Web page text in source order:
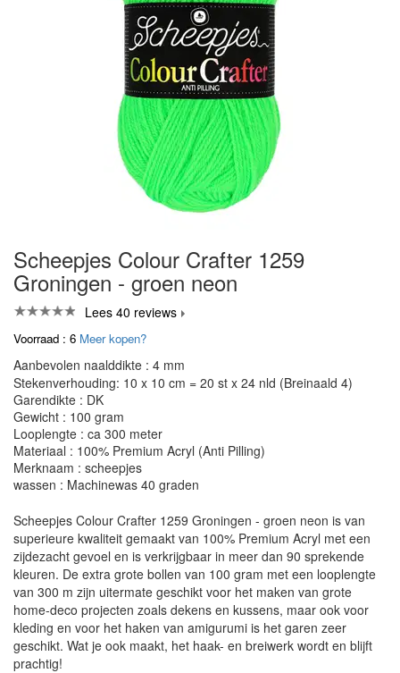
Scheepjes Colour Crafter 1259
Groningen - groen neon
Lees 40 reviews
Voorraad : 6 Meer kopen?
Aanbevolen naalddikte : 4 mm
Stekenverhouding: 10 x 10 cm = 20 st x 24 nld (Breinaald 4)
Garendikte : DK
Gewicht : 100 gram
Looplengte : ca 300 meter
Materiaal : 100% Premium Acryl (Anti Pilling)
Merknaam : scheepjes
wassen : Machinewas 40 graden
Scheepjes Colour Crafter 1259 Groningen - groen neon is van
superieure kwaliteit gemaakt van 100% Premium Acryl met een
zijdezacht gevoel en is verkrijgbaar in meer dan 90 sprekende
kleuren. De extra grote bollen van 100 gram met een looplengte
van 300 m zijn uitermate geschikt voor het maken van grote
home-deco projecten zoals dekens en kussens, maar ook voor
kleding en voor het haken van amigurumi is het garen zeer
geschikt. Wat je ook maakt, het haak- en breiwerk wordt en blijft
prachtig!